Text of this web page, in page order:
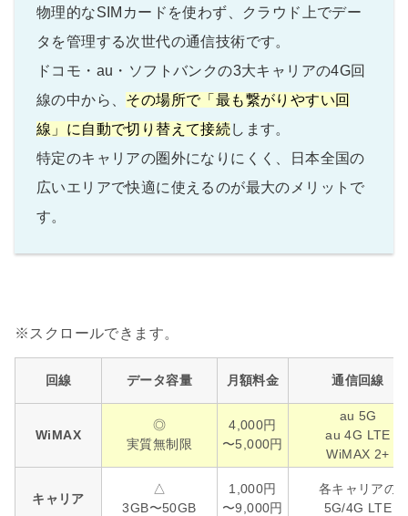
物理的なSIMカードを使わず、クラウド上でデー
タを管理する次世代の通信技術です。
ドコモ・au・ソフトバンクの3大キャリアの4G回
線の中から、 その場所で「最も繋がりやすい回
線」に自動で切り替えて接続します。
特定のキャリアの圏外になりにくく、日本全国の
広いエリアで快適に使えるのが最大のメリットで
す。
回線 データ容量 月額料金 通信回線
WiMAX
◎
実質無制限
4,000円
〜5,000円
au 5G
au 4G LTE
WiMAX 2+
キャリア
△
3GB〜50GB
1,000円
〜9,000円
各キャリアの
5G/4G LTE